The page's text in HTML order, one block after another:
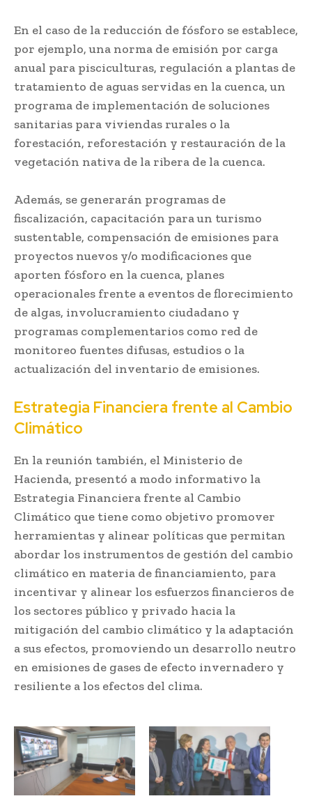
En el caso de la reducción de fósforo se establece,
por ejemplo, una norma de emisión por carga
anual para pisciculturas, regulación a plantas de
tratamiento de aguas servidas en la cuenca, un
programa de implementación de soluciones
sanitarias para viviendas rurales o la
forestación, reforestación y restauración de la
vegetación nativa de la ribera de la cuenca.
Además, se generarán programas de
fiscalización, capacitación para un turismo
sustentable, compensación de emisiones para
proyectos nuevos y/o modificaciones que
aporten fósforo en la cuenca, planes
operacionales frente a eventos de florecimiento
de algas, involucramiento ciudadano y
programas complementarios como red de
monitoreo fuentes difusas, estudios o la
actualización del inventario de emisiones.
Estrategia Financiera frente al Cambio
Climático
En la reunión también, el Ministerio de
Hacienda, presentó a modo informativo la
Estrategia Financiera frente al Cambio
Climático que tiene como objetivo promover
herramientas y alinear políticas que permitan
abordar los instrumentos de gestión del cambio
climático en materia de financiamiento, para
incentivar y alinear los esfuerzos financieros de
los sectores público y privado hacia la
mitigación del cambio climático y la adaptación
a sus efectos, promoviendo un desarrollo neutro
en emisiones de gases de efecto invernadero y
resiliente a los efectos del clima.